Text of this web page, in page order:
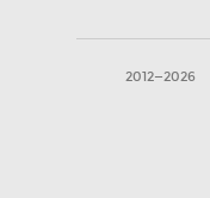
2012—2026